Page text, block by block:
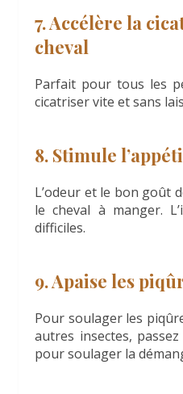
7. Accélère la
cheval
Parfait pour tous les
cicatriser vite et sans
8. Stimule
L’odeur et le bon goût
le cheval à manger.
difficiles.
9. Apaise les
Pour soulager les
autres insectes,
pour soulager la